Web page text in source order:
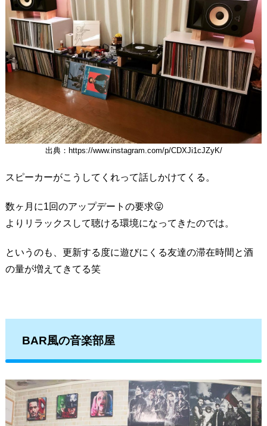
出典：https://www.instagram.com/p/CDXJi1cJZyK/
スピーカーがこうしてくれって話しかけてくる。
数ヶ月に1回のアップデートの要求😛
よりリラックスして聴ける環境になってきたのでは。
というのも、更新する度に遊びにくる友達の滞在時間と酒
の量が増えてきてる笑
BAR風の音楽部屋